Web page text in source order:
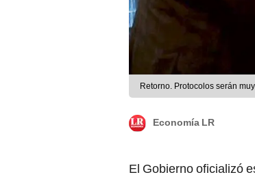
Retorno. Protocolos serán
Economía LR
El Gobierno oficializó